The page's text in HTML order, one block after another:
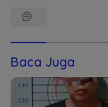
Baca Juga